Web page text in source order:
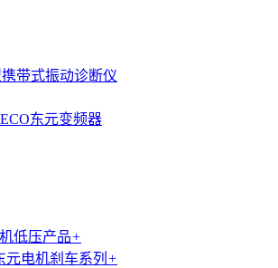
东元变频器
低压产品+
元电机刹车系列 +